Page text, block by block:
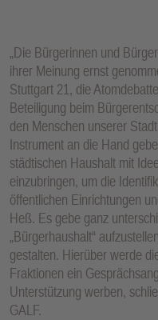
„Die Bürgerinnen und
ihrer Meinung ernst
Stuttgart 21, die
Beteiligung beim
den Menschen unserer
Instrument an die Hand
städtischen Haushalt mit
einzubringen, um die
öffentlichen Einrichtungen
Heß. Es gebe ganz
„Bürgerhaushalt“
gestalten. Hierüber werde
Fraktionen ein
Unterstützung werben,
GALF.